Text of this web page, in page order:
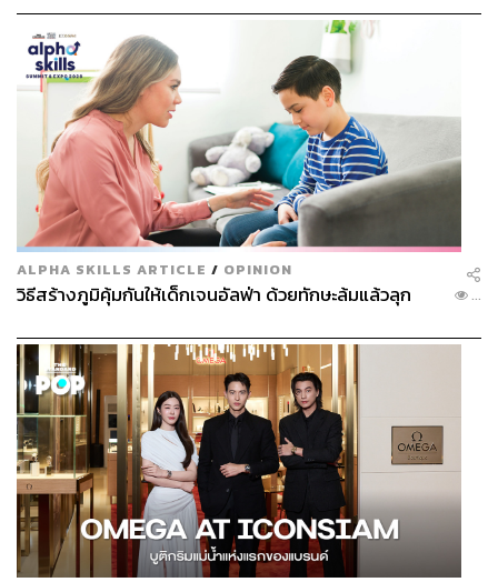
ALPHA SKILLS ARTICLE / OPINION
วิธีสร้างภูมิคุ้มกันให้เด็กเจนอัลฟ่า ด้วยทักษะล้มแล้วลุก ...